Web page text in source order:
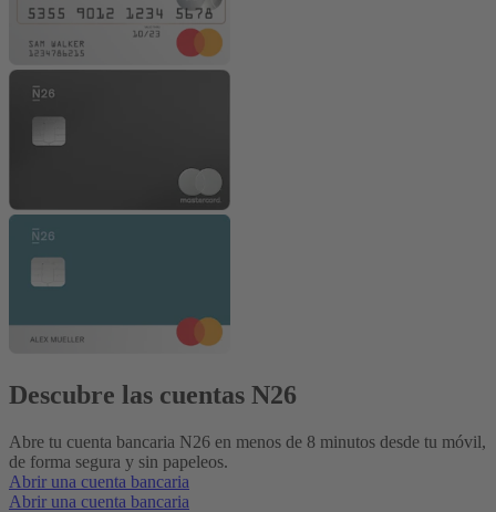
Descubre las cuentas N26
Abre tu cuenta bancaria N26 en menos de 8 minutos desde tu móvil,
de forma segura y sin papeleos.
Abrir una cuenta bancaria
Abrir una cuenta bancaria